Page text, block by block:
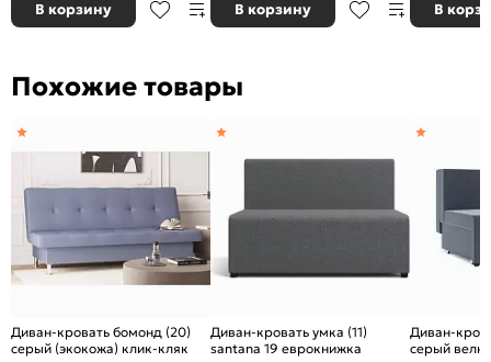
В корзину В корзину В
Похожие товары
Диван-кровать бомонд (20)
серый (экокожа) клик-кляк
Диван-кровать умка (11)
santana 19 еврокнижка
Диван-
серый